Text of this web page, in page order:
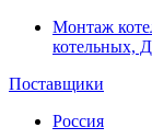
Монтаж
котельных,
Поставщики
Россия